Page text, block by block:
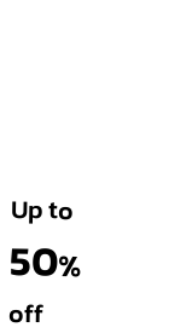
Up to
50%
off